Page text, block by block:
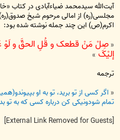
آیت‌الله سیدمحمد ضیاءآبادی در کتاب
مجلسی(ره) از امالی مرحوم شیخ
اکرم(ص) این چند جمله نوشته شده بود:
« صِلْ مَنْ قطعک و قُلِ الحقَّ و لَوْ
إلیْکَ »
ترجمه
« اگر کسی از تو برید، تو به او
تمام شودونیکی کن درباره کسی که به تو